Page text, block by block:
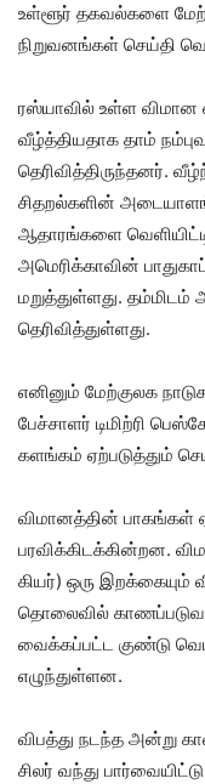
உள்ளூர் தகவல்களை
நிறுவனங்கள் செய்தி
ரஸ்யாவில் உள்ள விமான
வீழ்த்தியதாக தாம்
தெரிவித்திருந்தனர்.
சிதறல்களின்
ஆதாரங்களை
அமெரிக்காவின்
மறுத்துள்ளது.
தெரிவித்துள்ளது.
எனினும் மேற்குலக
பேச்சாளர் டிமிற்ரி
களங்கம் ஏற்படுத்தும்
விமானத்தின் பாகங்கள்
பரவிக்கிடக்கின்றன.
கியர்) ஒரு இறக்கையும்
தொலைவில்
வைக்கப்பட்ட குண்டு
எழுந்துள்ளன.
விபத்து நடந்த அன்று
சிலர் வந்து